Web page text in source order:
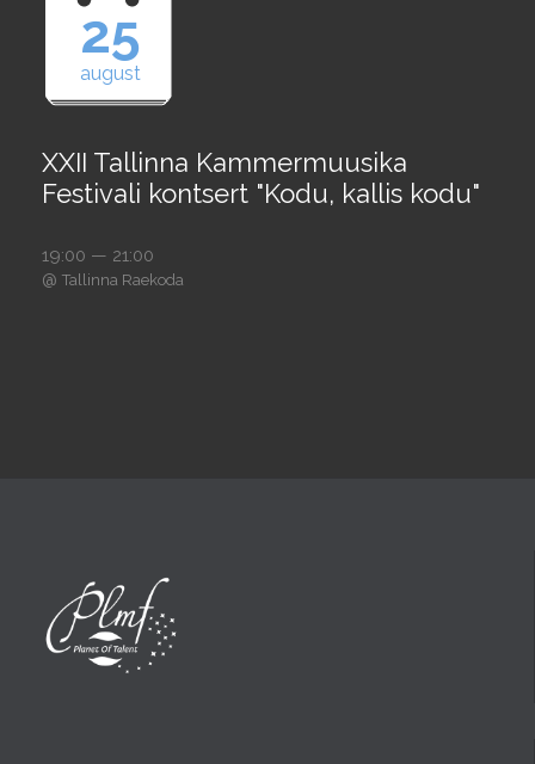
25
august
XXII Tallinna Kammermuusika
Festivali kontsert "Kodu, kallis kodu"
19:00 — 21:00
@ Tallinna Raekoda